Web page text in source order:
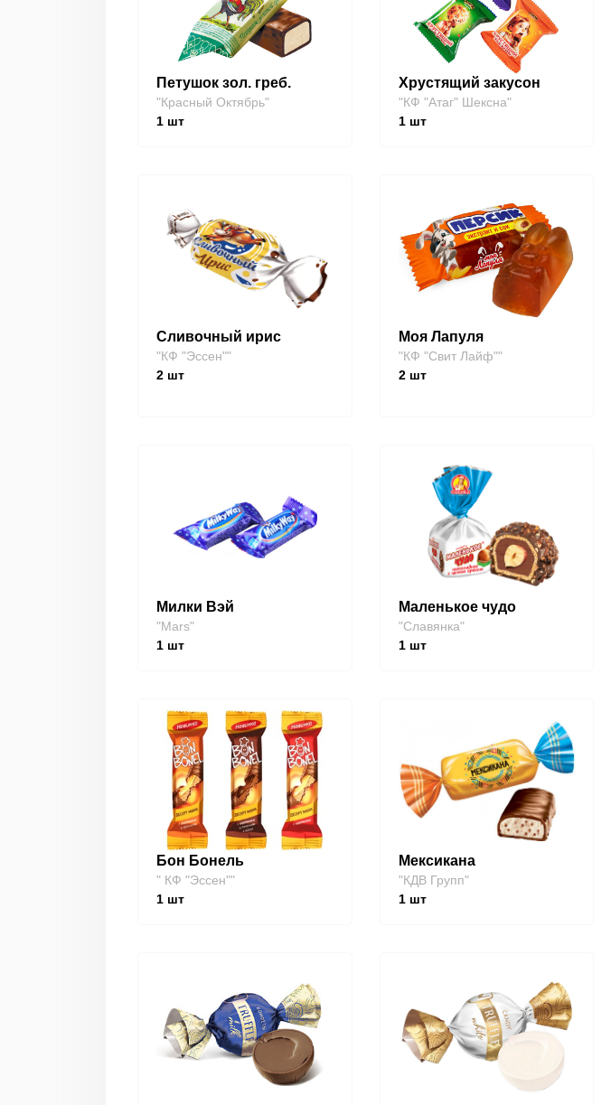
Петушок зол. греб.
"Красный Октябрь"
1 шт
Хрустящий закусон
"КФ "Атаг" Шексна"
1шт
Сливочный ирис
"КФ "Эссен""
2 шт
Моя Лапуля
"КФ "Свит Лайф""
2шт
Милки Вэй
"Mars"
1 шт
Маленькое чудо
"Славянка"
1шт
Бон Бонель
" КФ "Эссен""
1 шт
Мексикана
"КДВ Групп"
1шт